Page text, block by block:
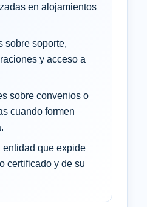
en alojamientos
sobre soporte,
y acceso a
sobre convenios o
cuando formen
que expide
certificado y de su